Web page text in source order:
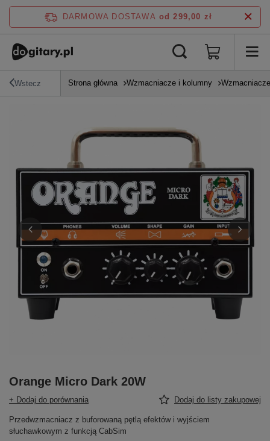
DARMOWA DOSTAWA od 299,00 zł
Wstecz Strona główna Wzmacniacze i kolumny
Orange Micro Dark 20W
+ Dodaj do porównania Dodaj do listy zakupowej
Przedwzmacniacz z buforowaną pętlą efektów i wyjściem
słuchawkowym z funkcją CabSim